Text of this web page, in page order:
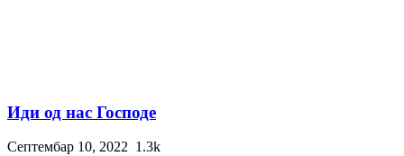
Иди од нас Господе
Септембар 10, 2022 1.3k